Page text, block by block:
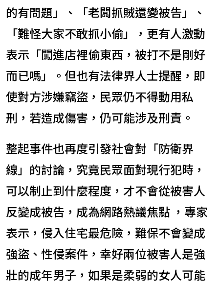
的有問題」、「老闆抓賊還變被告」、
「難怪大家不敢抓小偷」，更有人激動
表示「闖進店裡偷東西，被打不是剛好
而已嗎」。但也有法律界人士提醒，即
使對方涉嫌竊盜，民眾仍不得動用私
刑，若造成傷害，仍可能涉及刑責。
整起事件也再度引發社會對「防衛界
線」的討論，究竟民眾面對現行犯時，
可以制止到什麼程度，才不會從被害人
反變成被告，成為網路熱議焦點 ，專家
表示，侵入住宅最危險，難保不會變成
強盜、性侵案件，幸好兩位被害人是強
壯的成年男子，如果是柔弱的女人可能